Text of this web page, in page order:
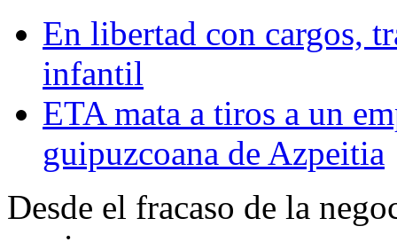
En libertad con cargos,
infantil
ETA mata a tiros a un
guipuzcoana de Azpeitia
Desde el fracaso de la